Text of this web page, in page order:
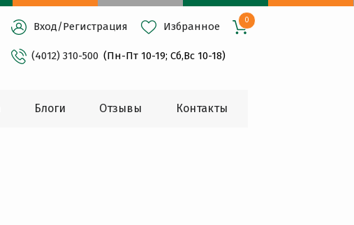
Вход/Регистрация Избранное
0
(4012) 310-500 (Пн-Пт 10-19; Сб,Вс 10-18)
Блоги Oтзывы Контакты